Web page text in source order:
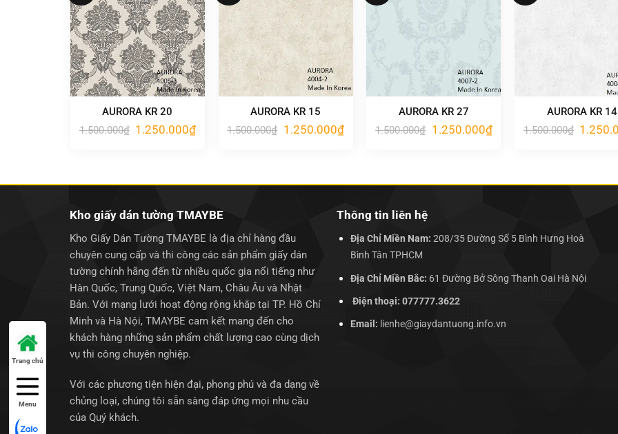
AURORA KR 20
1.500.000₫ Giá
1.250.000₫Giá
AURORA KR 15
1.500.000₫ Giá
1.250.000₫Giá
hiện
AURORA KR 27
1.500.000₫ Giá
1.250.000₫Giá
hiện
AURORA KR 14
1.500.000₫ Giá
Kho giấy dán tường TMAYBE
Kho Giấy Dán Tường TMAYBE là địa chỉ hàng đầu
chuyên cung cấp và thi công các sản phẩm giấy dán
tường chính hãng đến từ nhiều quốc gia nổi tiếng như
Hàn Quốc, Trung Quốc, Việt Nam, Châu Âu và Nhật
Bản. Với mạng lưới hoạt động rộng khắp tại TP. Hồ Chí
Minh và Hà Nội, TMAYBE cam kết mang đến cho
khách hàng những sản phẩm chất lượng cao cùng dịch
vụ thi công chuyên nghiệp.
Với các phương tiện hiện đại, phong phú và đa dạng về
chủng loại, chúng tôi sẵn sàng đáp ứng mọi nhu cầu
của Quý khách.
Thông tin liên hệ
Địa Chỉ Miền Nam: 208/35 Đường Số 5 Bình Hưng Hoà
Bình Tân TPHCM
Địa Chỉ Miền Bắc: 61 Đường Bở Sông Thanh Oai Hà Nội
Điện thoại: 077777.3622
Email: lienhe@giaydantuong.info.vn
Trang chủ
Menu